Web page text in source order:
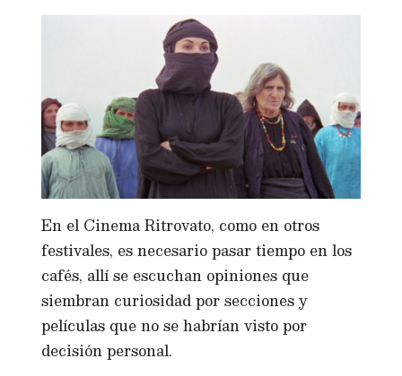
En el Cinema Ritrovato, como en otros
festivales, es necesario pasar tiempo en los
cafés, allí se escuchan opiniones que
siembran curiosidad por secciones y
películas que no se habrían visto por
decisión personal.